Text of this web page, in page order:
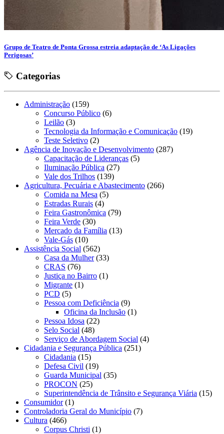
Grupo de Teatro de Ponta Grossa estreia adaptação de ‘As Ligações
Perigosas’
Categorias
Administração (159)
Concurso Público (6)
Leilão (3)
Tecnologia da Informação e Comunicação (19)
Teste Seletivo (2)
Agência de Inovação e Desenvolvimento (287)
Capacitação de Lideranças (5)
Iluminação Pública (27)
Vale dos Trilhos (139)
Agricultura, Pecuária e Abastecimento (266)
Comida na Mesa (5)
Estradas Rurais (4)
Feira Gastronômica (79)
Feira Verde (30)
Mercado da Família (13)
Vale-Gás (10)
Assistência Social (562)
Casa da Mulher(33)
CRAS (76)
Justiça no Bairro (1)
Migrante (1)
PCD (5)
Pessoa com Deficiência (9)
Oficina da Inclusão (1)
Pessoa Idosa (22)
Selo Social (48)
Serviço de Abordagem Social (4)
Cidadania e Segurança Pública (251)
Cidadania (15)
Defesa Civil (19)
Guarda Municipal (35)
PROCON (25)
Superintendência de Trânsito e Segurança Viária (15)
Consumidor(1)
Controladoria Geral do Município (7)
Cultura (466)
Corpus Christi (1)